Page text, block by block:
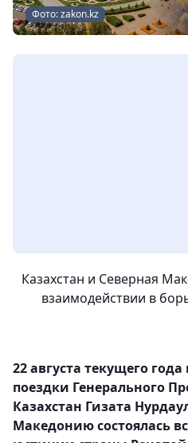
Фото: zakon.kz
Казахстан и Северная
взаимодействии в
22 августа текущего
поездки Генерального
Казахстан Гизата
Македонию состоялась